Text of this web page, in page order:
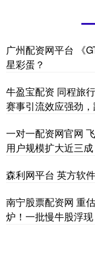
广州配资网平台 《
星彩蛋？
牛盈宝配资 同程旅
赛事引流效应强劲
一对一配资网官网
用户规模扩大近三成
森利网平台 英方软
南宁股票配资网 重
炉！一批慢牛股浮